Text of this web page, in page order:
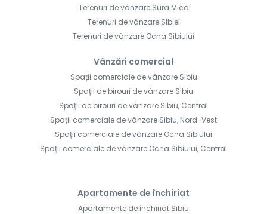
Terenuri de vânzare Sura Mica
Terenuri de vânzare Sibiel
Terenuri de vânzare Ocna Sibiului
Vânzări comercial
Spații comerciale de vânzare Sibiu
Spații de birouri de vânzare Sibiu
Spații de birouri de vânzare Sibiu, Central
Spații comerciale de vânzare Sibiu, Nord-Vest
Spații comerciale de vânzare Ocna Sibiului
Spații comerciale de vânzare Ocna Sibiului, Central
Apartamente de închiriat
Apartamente de închiriat Sibiu